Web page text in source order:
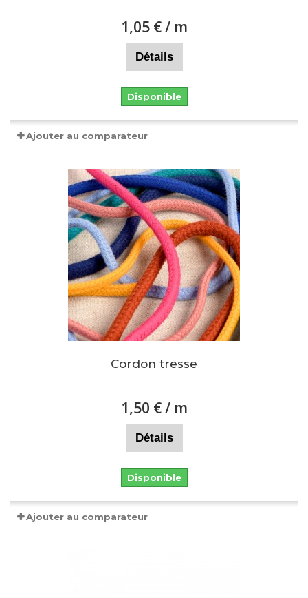
1,05 €/ m
Détails
Disponible
Ajouter au comparateur
Cordon tresse
1,50 €/ m
Détails
Disponible
Ajouter au comparateur